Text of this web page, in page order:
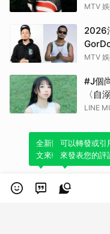
來！
MTV
2026
府城
MTV
#J個
〈自
LINE
全新體驗！一鍵引用
文來輕鬆表達個人立
可以轉發或引
來發表您的評